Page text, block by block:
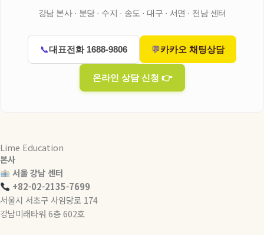
강남 본사 · 분당 · 수지 · 송도 · 대구 · 서면 · 전남 센터
📞대표전화 1688-9806 💬카카오 채팅상담
온라인 상담 신청 👉
Lime Education
본사
서울 강남 센터
+82-02-2135-7699
서울시 서초구 사임당로 174
강남미래타워 6층 602호